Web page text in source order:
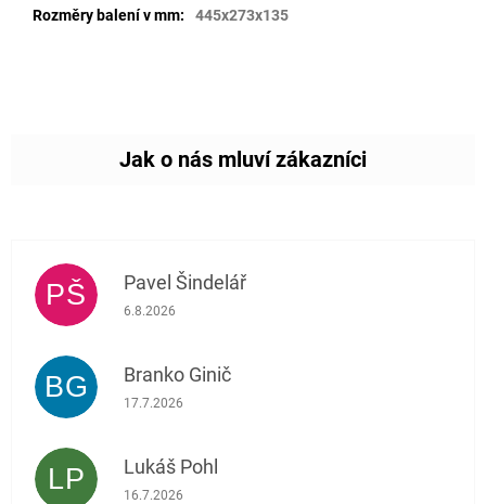
Rozměry balení v mm: 445x273x135
PŠ Pavel Šindelář
Hodnocení obchodu je 5 z 5 hvězdiček.
6.8.2026
BG Branko Ginič
Hodnocení obchodu je 5 z 5 hvězdiček.
17.7.2026
LP Lukáš Pohl
Hodnocení obchodu je 5 z 5 hvězdiček.
16.7.2026